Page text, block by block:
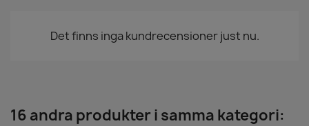
Det finns inga kundrecensioner just nu.
16 andra produkter i samma kategori: